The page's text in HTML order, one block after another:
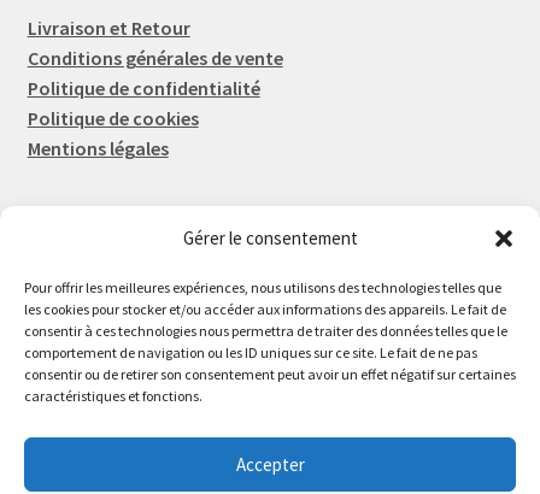
Gérer le consentement
Pour offrir les meilleures expériences, nous utilisons des technologies telles que
les cookies pour stocker et/ou accéder aux informations des appareils. Le fait de
consentir à ces technologies nous permettra de traiter des données telles que le
comportement de navigation ou les ID uniques sur ce site. Le fait de ne pas
consentir ou de retirer son consentement peut avoir un effet négatif sur certaines
caractéristiques et fonctions.
Accepter
Livraison et Retour
Conditions générales de vente
Politique de confidentialité
Politique de cookies
Mentions légales
Eric FORTIER EI
16 Rue de l'Espérance
14600 Honfleur
02 61 82 01 89